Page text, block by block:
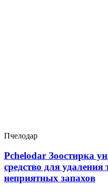
Пчелодар
Pchelodar Зоостирка
средство для
неприятных запахов